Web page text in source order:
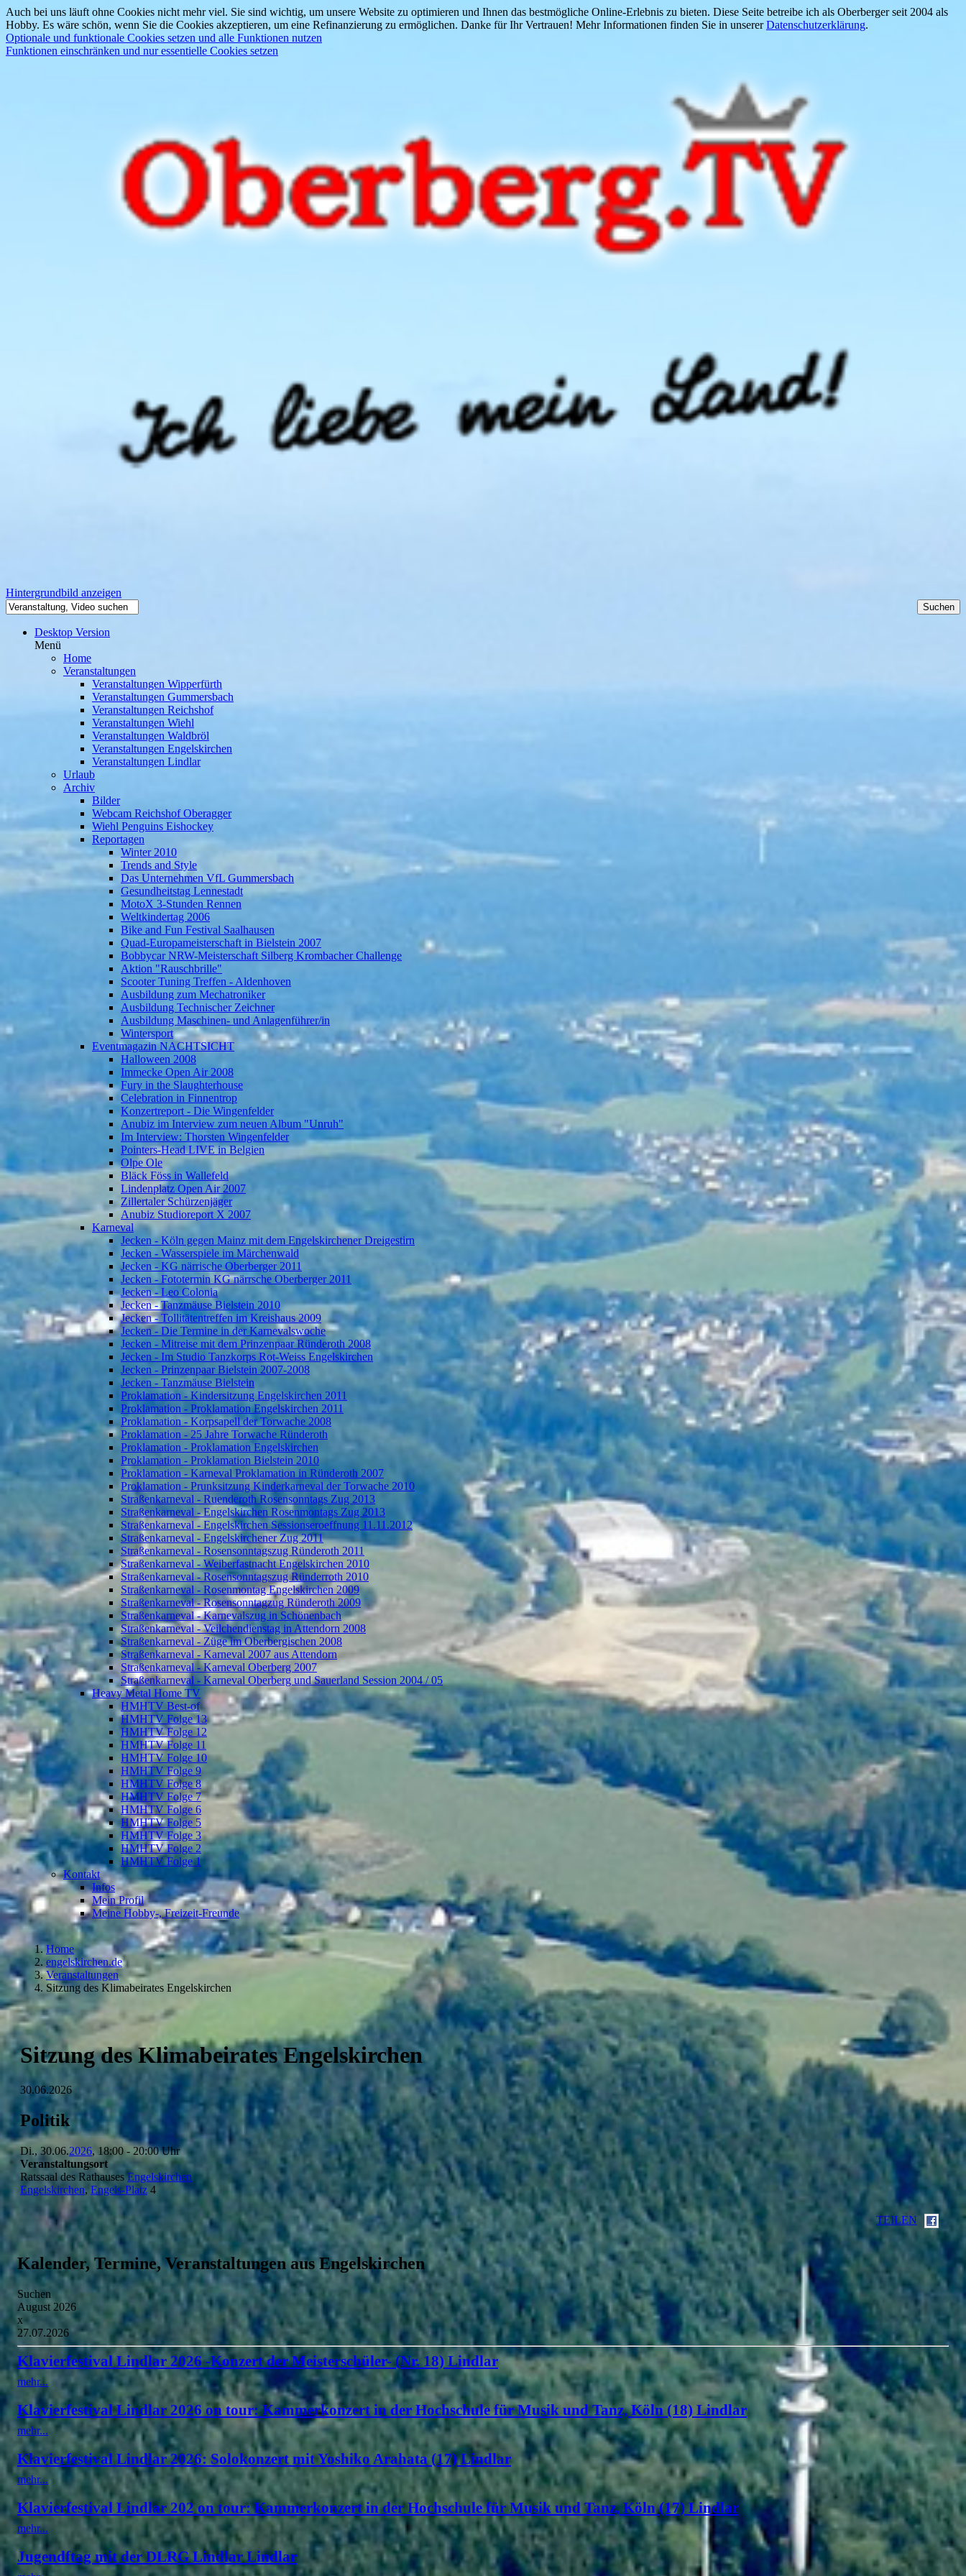
Auch bei uns läuft ohne Cookies nicht mehr viel. Sie sind wichtig, um unsere Website zu optimieren und Ihnen das bestmögliche Online-Erlebnis zu bieten. Diese Seite betreibe ich als Oberberger seit 2004 als
Hobby. Es wäre schön, wenn Sie die Cookies akzeptieren, um eine Refinanzierung zu ermöglichen. Danke für Ihr Vertrauen! Mehr Informationen finden Sie in unsererDatenschutzerklärung.
Optionale und funktionale Cookies setzen und alle Funktionen nutzen
Funktionen einschränken und nur essentielle Cookies setzen
Hintergrundbild anzeigen
Desktop Version
Menü
Home
Veranstaltungen
Veranstaltungen Wipperfürth
Veranstaltungen Gummersbach
Veranstaltungen Reichshof
Veranstaltungen Wiehl
Veranstaltungen Waldbröl
Veranstaltungen Engelskirchen
Veranstaltungen Lindlar
Urlaub
Archiv
Bilder
Webcam Reichshof Oberagger
Wiehl Penguins Eishockey
Reportagen
Winter 2010
Trends and Style
Das Unternehmen VfL Gummersbach
Gesundheitstag Lennestadt
MotoX 3-Stunden Rennen
Weltkindertag 2006
Bike and Fun Festival Saalhausen
Quad-Europameisterschaft in Bielstein 2007
Bobbycar NRW-Meisterschaft Silberg Krombacher Challenge
Aktion "Rauschbrille"
Scooter Tuning Treffen - Aldenhoven
Ausbildung zum Mechatroniker
Ausbildung Technischer Zeichner
Ausbildung Maschinen- und Anlagenführer/in
Wintersport
Eventmagazin NACHTSICHT
Halloween 2008
Immecke Open Air 2008
Fury in the Slaughterhouse
Celebration in Finnentrop
Konzertreport - Die Wingenfelder
Anubiz im Interview zum neuen Album "Unruh"
Im Interview: Thorsten Wingenfelder
Pointers-Head LIVE in Belgien
Olpe Ole
Bläck Föss in Wallefeld
Lindenplatz Open Air 2007
Zillertaler Schürzenjäger
Anubiz Studioreport X 2007
Karneval
Jecken - Köln gegen Mainz mit dem Engelskirchener Dreigestirn
Jecken - Wasserspiele im Märchenwald
Jecken - KG närrische Oberberger 2011
Jecken - Fototermin KG närrsche Oberberger 2011
Jecken - Leo Colonia
Jecken - Tanzmäuse Bielstein 2010
Jecken - Tollitätentreffen im Kreishaus 2009
Jecken - Die Termine in der Karnevalswoche
Jecken - Mitreise mit dem Prinzenpaar Ründeroth 2008
Jecken - Im Studio Tanzkorps Rot-Weiss Engelskirchen
Jecken - Prinzenpaar Bielstein 2007-2008
Jecken - Tanzmäuse Bielstein
Proklamation - Kindersitzung Engelskirchen 2011
Proklamation - Proklamation Engelskirchen 2011
Proklamation - Korpsapell der Torwache 2008
Proklamation - 25 Jahre Torwache Ründeroth
Proklamation - Proklamation Engelskirchen
Proklamation - Proklamation Bielstein 2010
Proklamation - Karneval Proklamation in Ründeroth 2007
Proklamation - Prunksitzung Kinderkarneval der Torwache 2010
Straßenkarneval - Ruenderoth Rosensonntags Zug 2013
Straßenkarneval - Engelskirchen Rosenmontags Zug 2013
Straßenkarneval - Engelskirchen Sessionseroeffnung 11.11.2012
Straßenkarneval - Engelskirchener Zug 2011
Straßenkarneval - Rosensonntagszug Ründeroth 2011
Straßenkarneval - Weiberfastnacht Engelskirchen 2010
Straßenkarneval - Rosensonntagszug Ründerroth 2010
Straßenkarneval - Rosenmontag Engelskirchen 2009
Straßenkarneval - Rosensonntagzug Ründeroth 2009
Straßenkarneval - Karnevalszug in Schönenbach
Straßenkarneval - Veilchendienstag in Attendorn 2008
Straßenkarneval - Züge im Oberbergischen 2008
Straßenkarneval - Karneval 2007 aus Attendorn
Straßenkarneval - Karneval Oberberg 2007
Straßenkarneval - Karneval Oberberg und Sauerland Session 2004 / 05
Heavy Metal Home TV
HMHTV Best-of
HMHTV Folge 13
HMHTV Folge 12
HMHTV Folge 11
HMHTV Folge 10
HMHTV Folge 9
HMHTV Folge 8
HMHTV Folge 7
HMHTV Folge 6
HMHTV Folge 5
HMHTV Folge 3
HMHTV Folge 2
HMHTV Folge 1
Kontakt
Infos
Mein Profil
Meine Hobby-, Freizeit-Freunde
Home
engelskirchen.de
Veranstaltungen
Sitzung des Klimabeirates Engelskirchen
Sitzung des Klimabeirates Engelskirchen
30.06.2026
Politik
Di., 30.06.2026, 18:00 - 20:00 Uhr
Veranstaltungsort
Ratssaal des RathausesEngelskirchen
Engelskirchen, Engels-Platz 4
TEILEN
Kalender, Termine, Veranstaltungen aus Engelskirchen
Suchen
August 2026
x
27.07.2026
Klavierfestival Lindlar 2026 -Konzert der Meisterschüler- (Nr. 18) Lindlar
mehr...
Klavierfestival Lindlar 2026 on tour: Kammerkonzert in der Hochschule für Musik und Tanz, Köln (18) Lindlar
mehr...
Klavierfestival Lindlar 2026: Solokonzert mit Yoshiko Arahata (17) Lindlar
mehr...
Klavierfestival Lindlar 202 on tour: Kammerkonzert in der Hochschule für Musik und Tanz, Köln (17) Lindlar
mehr...
Jugendftag mit der DLRG Lindlar Lindlar